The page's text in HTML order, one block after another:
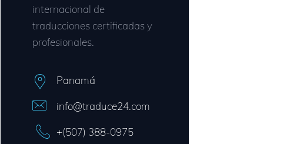
internacional de
traducciones certificadas y
profesionales.
Panamá
info@traduce24.com
+(507) 388-0975